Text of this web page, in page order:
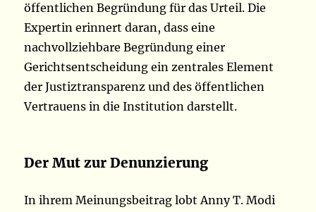
öffentlichen Begründung für das Urteil. Die
Expertin erinnert daran, dass eine
nachvollziehbare Begründung einer
Gerichtsentscheidung ein zentrales Element
der Justiztransparenz und des öffentlichen
Vertrauens in die Institution darstellt.
Der Mut zur Denunzierung
In ihrem Meinungsbeitrag lobt Anny T. Modi